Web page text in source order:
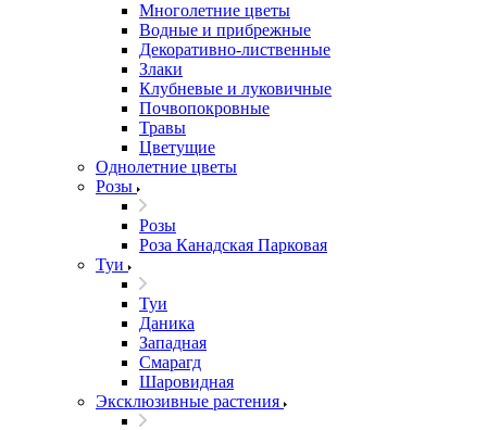
Многолетние цветы
Водные и прибрежные
Декоративно-лиственные
Злаки
Клубневые и луковичные
Почвопокровные
Травы
Цветущие
Однолетние цветы
Розы
Розы
Роза Канадская Парковая
Туи
Туи
Даника
Западная
Смарагд
Шаровидная
Эксклюзивные растения